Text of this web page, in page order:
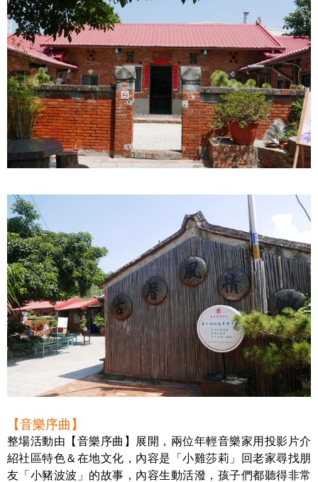
【音樂序曲】
整場活動由【音樂序曲】展開，兩位年輕音樂家用投影片介
紹社區特色＆在地文化，內容是「小雞莎莉」回老家尋找朋
友「小豬波波」的故事，內容生動活潑，孩子們都聽得非常